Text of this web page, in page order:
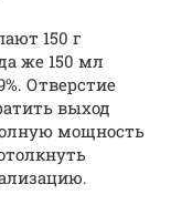
150 г
же 150 мл
Отверстие
выход
мощность